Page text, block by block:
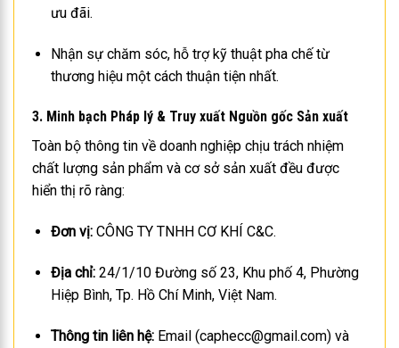
ưu đãi.
Nhận sự chăm sóc, hỗ trợ kỹ thuật pha chế từ
thương hiệu một cách thuận tiện nhất.
3. Minh bạch Pháp lý & Truy xuất Nguồn gốc Sản xuất
Toàn bộ thông tin về doanh nghiệp chịu trách nhiệm
chất lượng sản phẩm và cơ sở sản xuất đều được
hiển thị rõ ràng:
Đơn vị:CÔNG TY TNHH CƠ KHÍ C&C.
Địa chỉ:24/1/10 Đường số 23, Khu phố 4, Phường
Hiệp Bình, Tp. Hồ Chí Minh, Việt Nam.
Thông tin liên hệ:Email (caphecc@gmail.com) và